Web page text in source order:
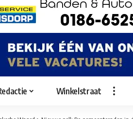
Winkelstraat